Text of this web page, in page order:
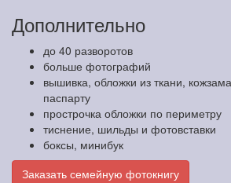
Дополнительно
до 40 разворотов
больше фотографий
вышивка, обложки из ткани,
паспарту
прострочка обложки по периметру
тиснение, шильды и фотовставки
боксы, минибук
Заказать семейную фотокнигу